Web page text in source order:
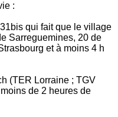
:
qui fait que le village
Sarreguemines, 20 de
et à moins 4 h
(TER Lorraine ; TGV
de 2 heures de